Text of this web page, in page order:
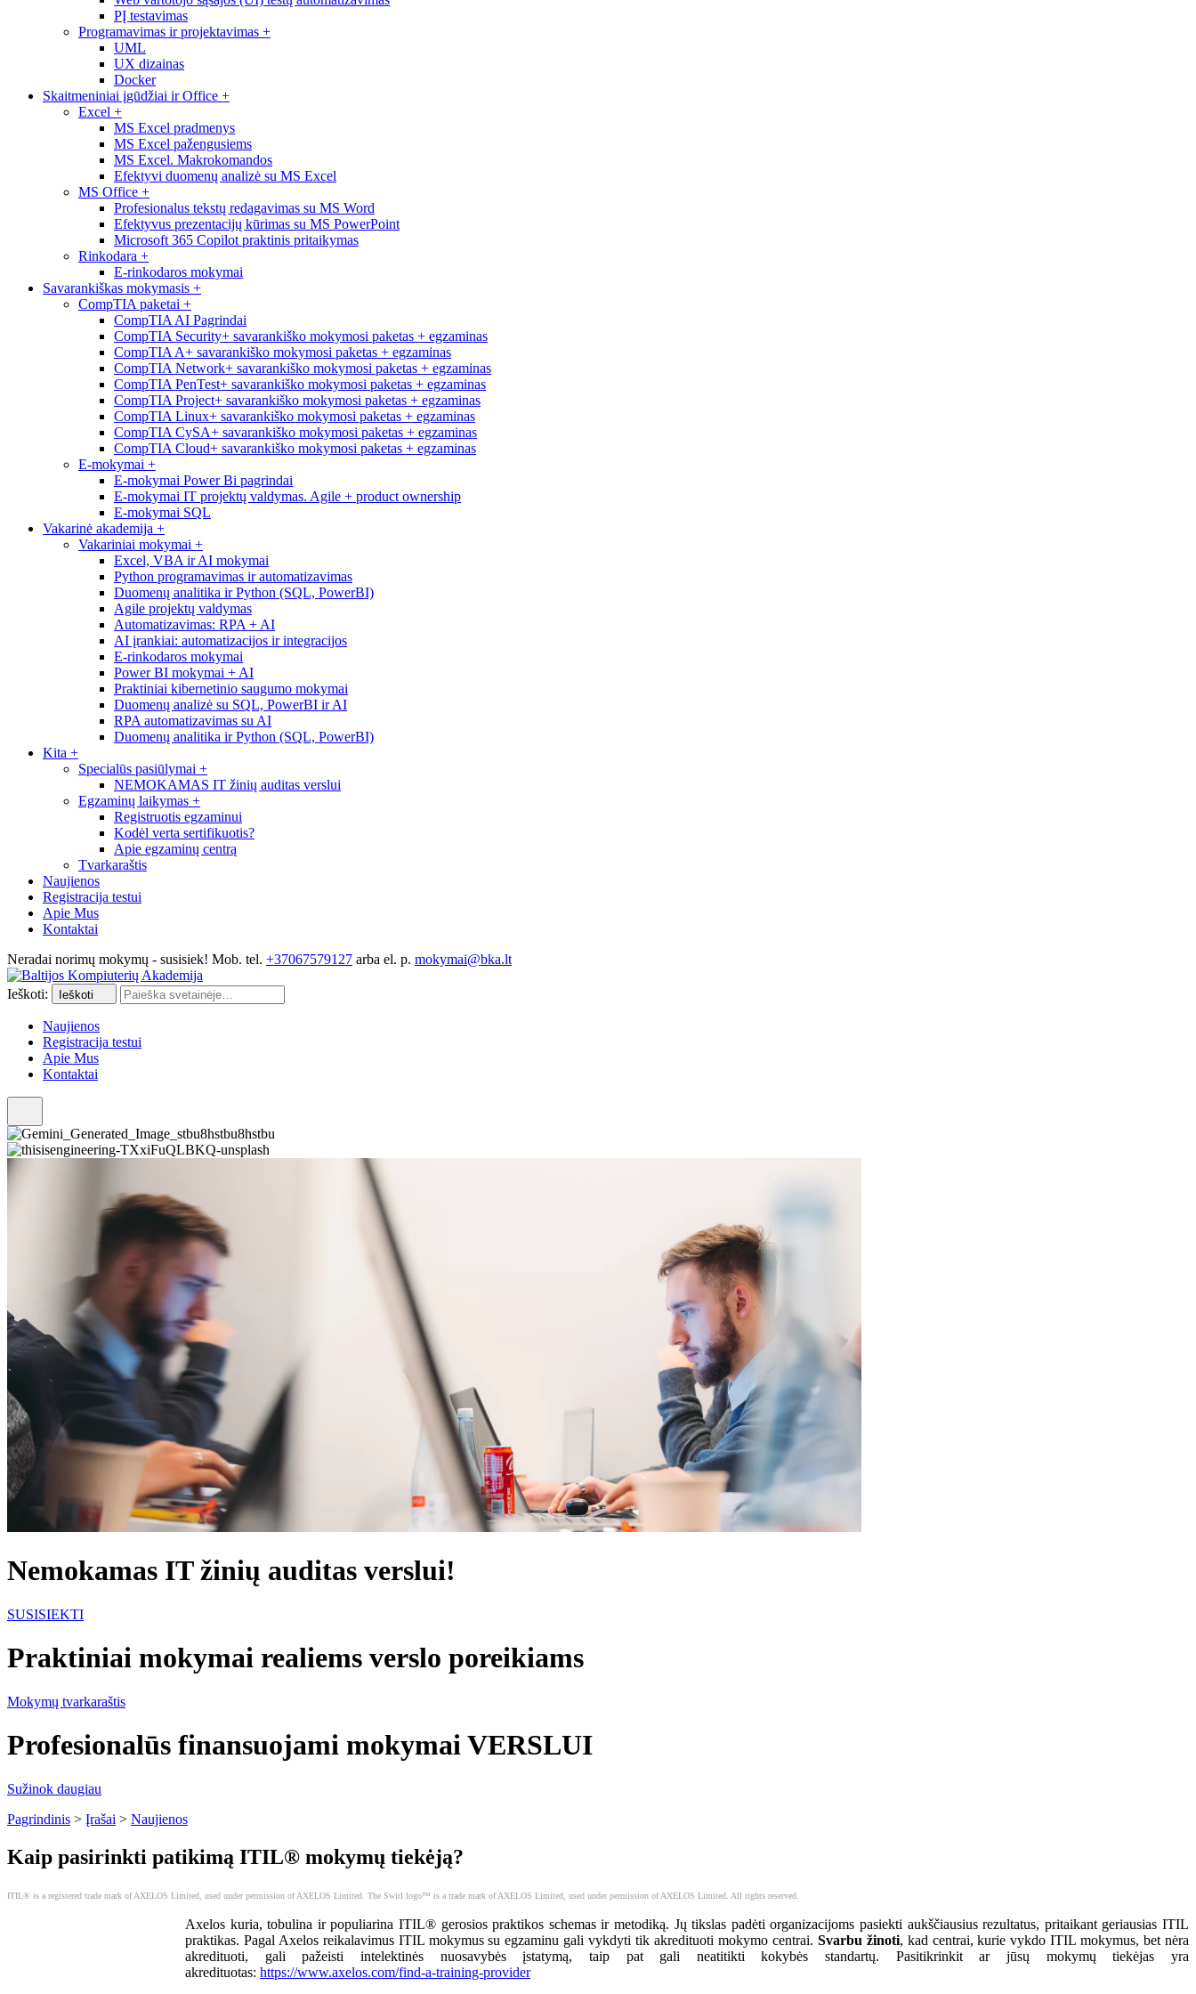
PĮ testavimas
Programavimas ir projektavimas +
UML
UX dizainas
Docker
Skaitmeniniai įgūdžiai ir Office +
Excel +
MS Excel pradmenys
MS Excel pažengusiems
MS Excel. Makrokomandos
Efektyvi duomenų analizė su MS Excel
MS Office +
Profesionalus tekstų redagavimas su MS Word
Efektyvus prezentacijų kūrimas su MS PowerPoint
Microsoft 365 Copilot praktinis pritaikymas
Rinkodara +
E-rinkodaros mokymai
Savarankiškas mokymasis +
CompTIA paketai +
CompTIA AI Pagrindai
CompTIA Security+ savarankiško mokymosi paketas + egzaminas
CompTIA A+ savarankiško mokymosi paketas + egzaminas
CompTIA Network+ savarankiško mokymosi paketas + egzaminas
CompTIA PenTest+ savarankiško mokymosi paketas + egzaminas
CompTIA Project+ savarankiško mokymosi paketas + egzaminas
CompTIA Linux+ savarankiško mokymosi paketas + egzaminas
CompTIA CySA+ savarankiško mokymosi paketas + egzaminas
CompTIA Cloud+ savarankiško mokymosi paketas + egzaminas
E-mokymai +
E-mokymai Power Bi pagrindai
E-mokymai IT projektų valdymas. Agile + product ownership
E-mokymai SQL
Vakarinė akademija +
Vakariniai mokymai +
Excel, VBA ir AI mokymai
Python programavimas ir automatizavimas
Duomenų analitika ir Python (SQL, PowerBI)
Agile projektų valdymas
Automatizavimas: RPA + AI
AI įrankiai: automatizacijos ir integracijos
E-rinkodaros mokymai
Power BI mokymai + AI
Praktiniai kibernetinio saugumo mokymai
Duomenų analizė su SQL, PowerBI ir AI
RPA automatizavimas su AI
Duomenų analitika ir Python (SQL, PowerBI)
Kita +
Specialūs pasiūlymai +
NEMOKAMAS IT žinių auditas verslui
Egzaminų laikymas +
Registruotis egzaminui
Kodėl verta sertifikuotis?
Apie egzaminų centrą
Tvarkaraštis
Naujienos
Registracija testui
Apie Mus
Kontaktai
Neradai norimų mokymų - susisiek! Mob. tel. +37067579127 arba el. p. mokymai@bka.lt
Ieškoti: Ieškoti
Naujienos
Registracija testui
Apie Mus
Kontaktai
Nemokamas IT žinių auditas verslui!
SUSISIEKTI
Praktiniai mokymai realiems verslo poreikiams
Mokymų tvarkaraštis
Profesionalūs finansuojami mokymai VERSLUI
Sužinok daugiau
Pagrindinis > Įrašai > Naujienos
Kaip pasirinkti patikimą ITIL® mokymų tiekėją?
ITIL® is a registered trade mark of AXELOS Limited, used under permission of AXELOS Limited. The Swirl logo™ is a trade mark of AXELOS Limited, used under permission of AXELOS Limited. All rights reserved.
Axelos kuria, tobulina ir populiarina ITIL® gerosios praktikos schemas ir metodiką. Jų tikslas padėti organizacijoms pasiekti aukščiausius rezultatus, pritaikant geriausias ITIL
praktikas. Pagal Axelos reikalavimus ITIL mokymus su egzaminu gali vykdyti tik akredituoti mokymo centrai. Svarbu žinoti, kad centrai, kurie vykdo ITIL mokymus, bet nėra
akredituoti, gali pažeisti intelektinės nuosavybės įstatymą, taip pat gali neatitikti kokybės standartų. Pasitikrinkit ar jūsų mokymų tiekėjas yra
akredituotas: https://www.axelos.com/find-a-training-provider